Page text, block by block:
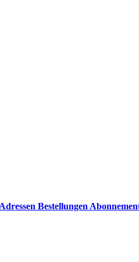
Adressen Bestellungen